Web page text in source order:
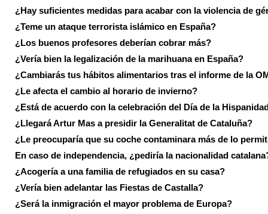
¿Hay suficientes medidas para acabar con la violencia de
¿Teme un ataque terrorista islámico en España?
¿Los buenos profesores deberían cobrar más?
¿Vería bien la legalización de la marihuana en España?
¿Cambiarás tus hábitos alimentarios tras el informe de la
¿Le afecta el cambio al horario de invierno?
¿Está de acuerdo con la celebración del Día de la
¿Llegará Artur Mas a presidir la Generalitat de Cataluña?
¿Le preocuparía que su coche contaminara más de lo
En caso de independencia, ¿pediría la nacionalidad
¿Acogería a una familia de refugiados en su casa?
¿Vería bien adelantar las Fiestas de Castalla?
¿Será la inmigración el mayor problema de Europa?